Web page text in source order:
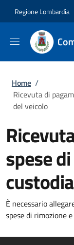
Regione Lombardia
Briciole di
Home /
Ricevuta di
del veicolo
spese
È necessario
spese di rimozione